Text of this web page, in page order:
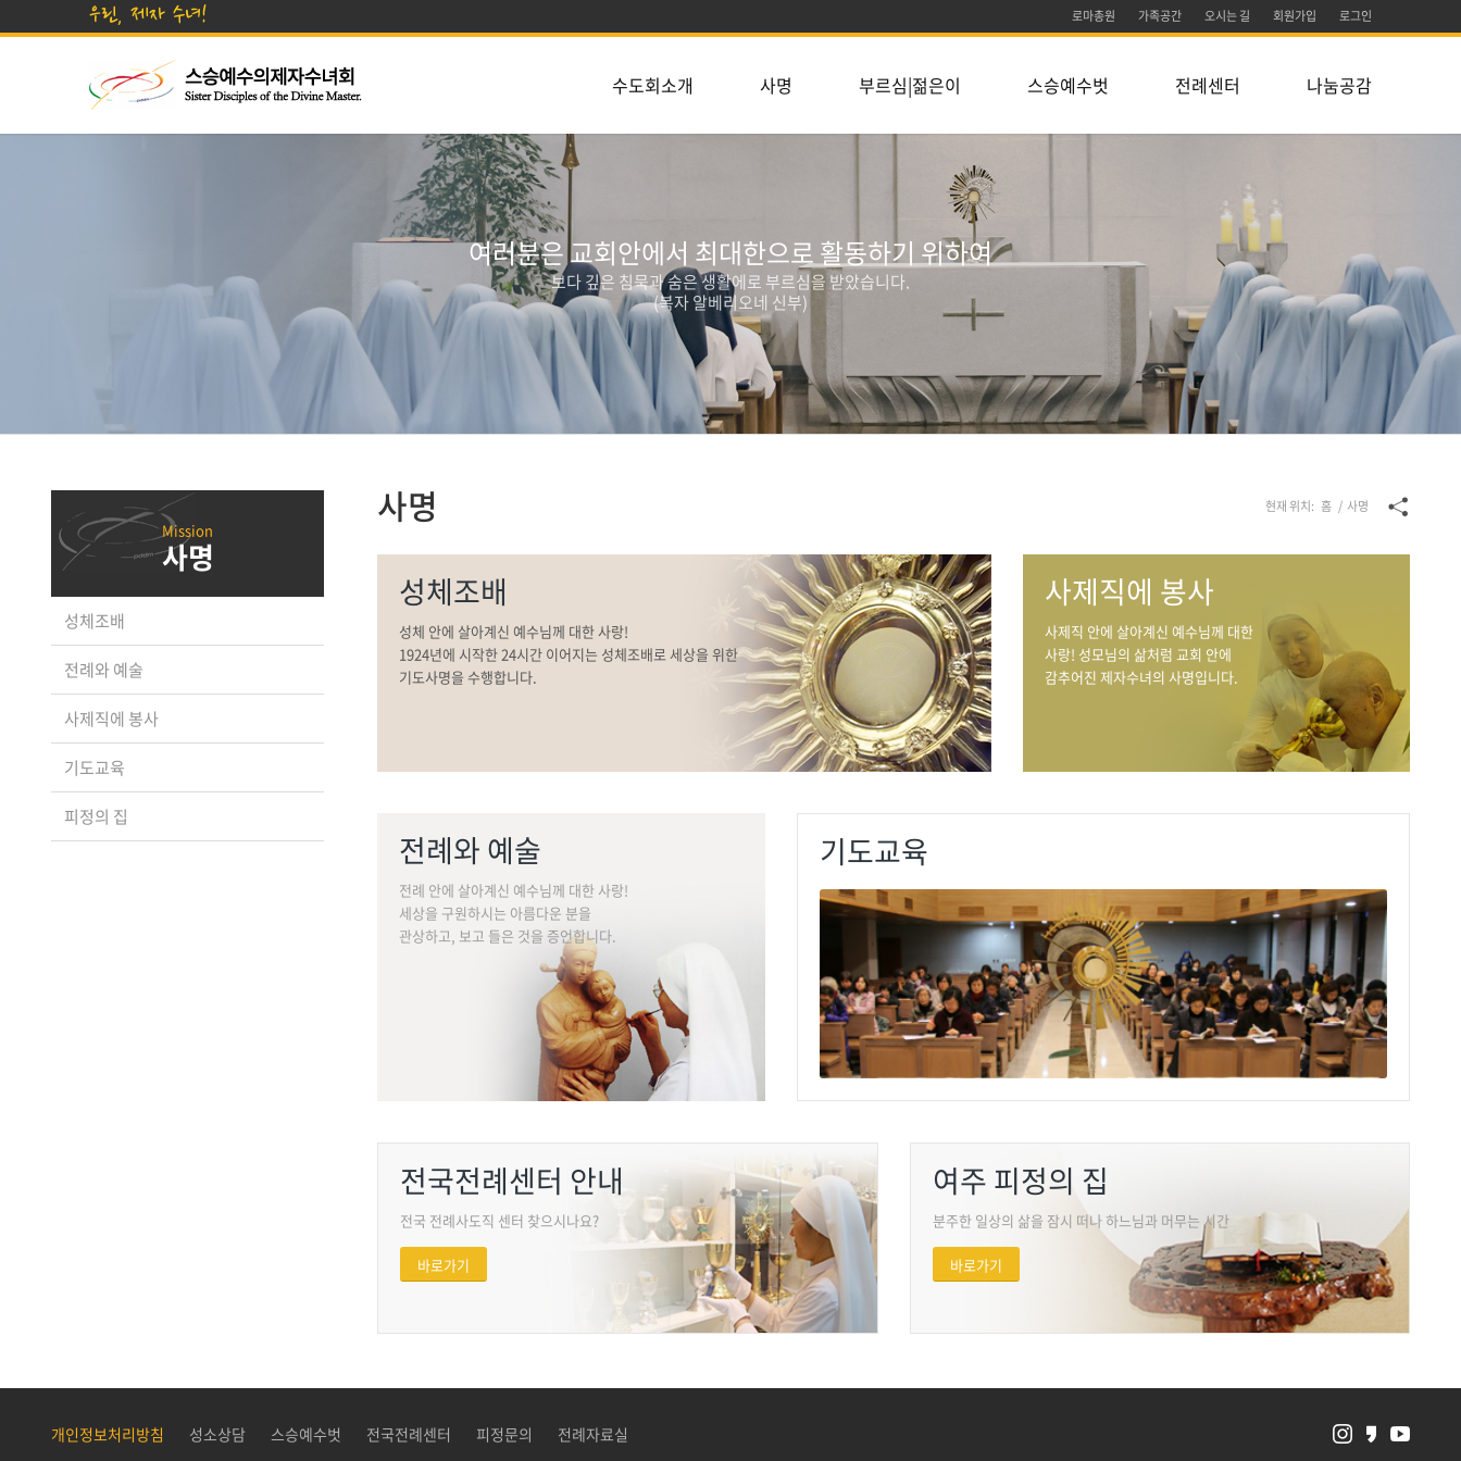
우린, 제자 수녀! 로마총원 가족공간 오시는 길 회원가입 로그인
수도회소개 사명 부르심|젊은이 스승예수벗 전례센터 나눔공감
사명 현재 위치: 홈 / 사명
여러분은 교회안에서 최대한으로 활동하기 위하여
보다 깊은 침묵과 숨은 생활에로 부르심을 받았습니다.
(복자 알베리오네 신부)
성체조배
성체 안에 살아계신 예수님께 대한 사랑!
1924년에 시작한 24시간 이어지는 성체조배로 세상을 위한
기도사명을 수행합니다.
사제직에 봉사
사제직 안에 살아계신 예수님께 대한
사랑! 성모님의 삶처럼 교회 안에
감추어진 제자수녀의 사명입니다.
전례와 예술
전례 안에 살아계신 예수님께 대한 사랑!
세상을 구원하시는 아름다운 분을
관상하고, 보고 들은 것을 증언합니다.
기도교육
전국전례센터 안내
전국 전례사도직 센터 찾으시나요?
바로가기
여주 피정의 집
분주한 일상의 삶을 잠시 떠나 하느님과 머무는 시간
바로가기
사명
성체조배
전례와 예술
사제직에 봉사
기도교육
피정의 집
개인정보처리방침 성소상담 스승예수벗 전국전례센터 피정문의 전례자료실